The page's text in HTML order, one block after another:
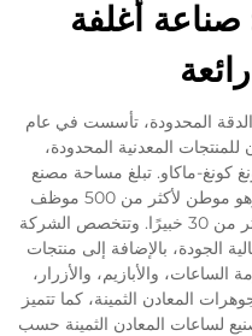
صناعة أغلفة
الدقة المحدودة، تأسست في عام
المعدنية المحدودة،
كونغ-ماكاو. تبلغ مساحة مصنع
الشركة أكثر من 20,000 متر مربع، وهو موطن لأكثر من 500 موظف
ماهر وفريق بحث وتطوير مكون من أكثر من 30 خبيرًا. وتتخصص الشركة
الجودة، بالإضافة إلى منتجات
والأبازيم، والأزرار،
المعادن الثمينة، كما تتميز
لساعات المعادن الثمينة حسب